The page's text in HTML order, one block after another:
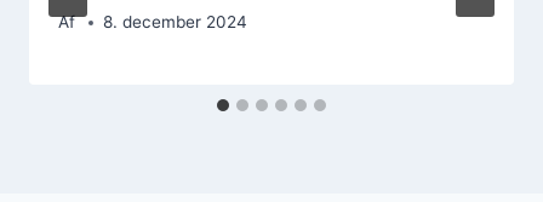
Af 8. december 2024